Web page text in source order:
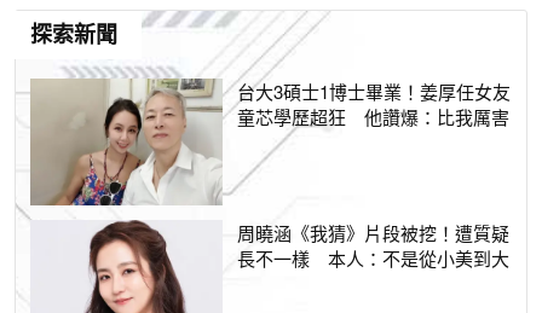
探索新聞
台大3碩士1博士畢業！姜厚任女友
童芯學歷超狂 他讚爆：比我厲害
周曉涵《我猜》片段被挖！遭質疑
長不一樣 本人：不是從小美到大